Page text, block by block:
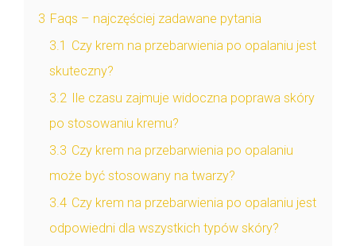
3 Faqs – najczęściej zadawane pytania
3.1 Czy krem na przebarwienia po opalaniu jest
skuteczny?
3.2 Ile czasu zajmuje widoczna poprawa skóry
po stosowaniu kremu?
3.3 Czy krem na przebarwienia po opalaniu
może być stosowany na twarzy?
3.4 Czy krem na przebarwienia po opalaniu jest
odpowiedni dla wszystkich typów skóry?